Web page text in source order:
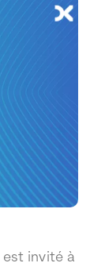
est invité à